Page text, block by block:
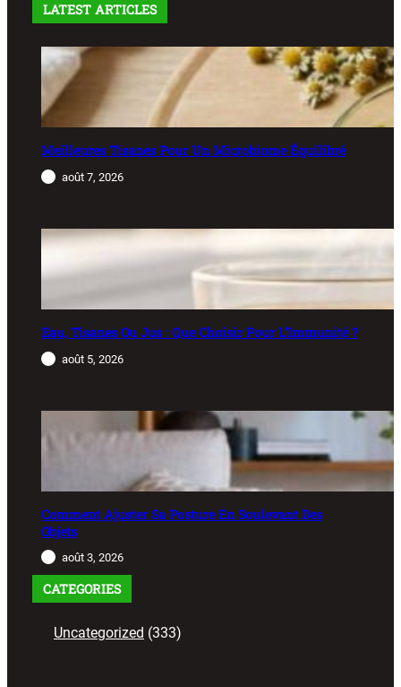
LATEST ARTICLES
Meilleures Tisanes Pour Un Microbiome Équilibré
août 7, 2026
Eau, Tisanes Ou Jus : Que Choisir Pour L’Immunité ?
août 5, 2026
Comment Ajuster Sa Posture En Soulevant Des
Objets
août 3, 2026
CATEGORIES
Uncategorized (333)